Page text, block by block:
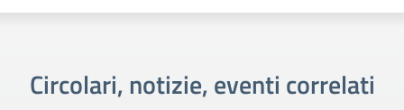
Circolari, notizie, eventi correlati